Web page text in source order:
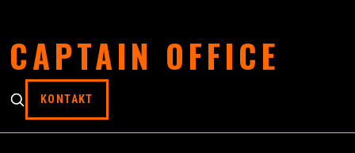
CAPTAIN OFFICE
KONTAKT